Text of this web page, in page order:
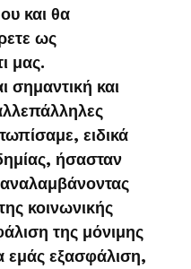
και θα
ως
μας.
σημαντική και
ειδικά
ήσασταν
κοινωνικής
της μόνιμης
εμάς εξασφάλιση,